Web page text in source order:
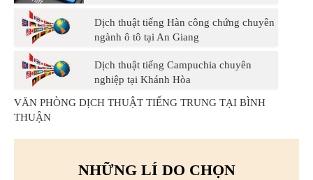
Dịch thuật tiếng Hàn công chứng chuyên
ngành ô tô tại An Giang
Dịch thuật tiếng Campuchia chuyên
nghiệp tại Khánh Hòa
VĂN PHÒNG DỊCH THUẬT TIẾNG TRUNG TẠI BÌNH
THUẬN
NHỮNG LÍ DO CHỌN